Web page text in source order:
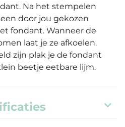
Na het stempelen
door jou gekozen
fondant. Wanneer de
laat je ze afkoelen.
zijn plak je de fondant
beetje eetbare lijm.